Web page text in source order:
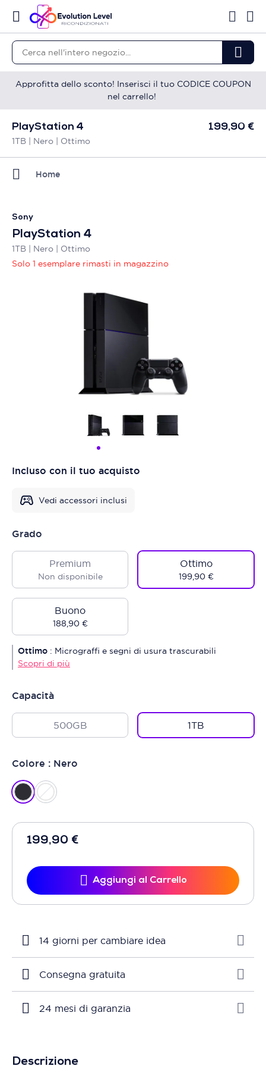
Approfitta dello sconto! Inserisci il tuo CODICE COUPON
nel carrello!
PlayStation 4
1TB | Nero | Ottimo
199,90 €
Home
Sony
PlayStation 4
1TB | Nero | Ottimo
Solo 1 esemplare rimasti in magazzino
Incluso con il tuo acquisto
Vedi accessori inclusi
199,90 €
Aggiungi al Carrello
Grado
Premium
Non disponibile
Ottimo
199,90 €
Buono
188,90 €
Ottimo : Micrograffi e segni di usura trascurabili
Scopri di più
Capacità
500GB 1TB
Colore : Nero
14 giorni per cambiare idea
Consegna gratuita
24 mesi di garanzia
Descrizione